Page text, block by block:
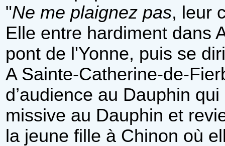
"Ne me plaignez pas, leur
Elle entre hardiment dans
pont de l'Yonne, puis se
A Sainte-Catherine-de-
d’audience au Dauphin
missive au Dauphin et
la jeune fille à Chinon où